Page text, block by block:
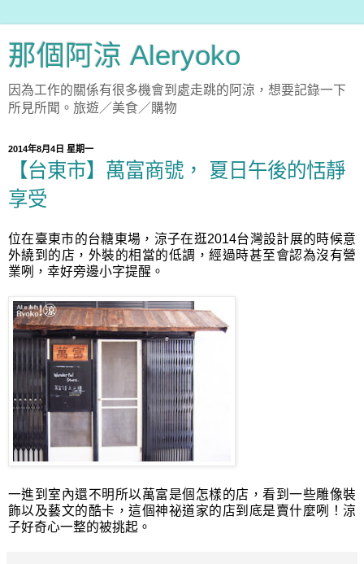
那個阿涼 Aleryoko
因為工作的關係有很多機會到處走跳的阿涼，想要記錄一下
所見所聞。旅遊／美食／購物
2014年8月4日 星期一
【台東市】萬富商號， 夏日午後的恬靜
享受
位在臺東市的台糖東場，涼子在逛2014台灣設計展的時候意
外繞到的店，外裝的相當的低調，經過時甚至會認為沒有營
業咧，幸好旁邊小字提醒。
一進到室內還不明所以萬富是個怎樣的店，看到一些雕像裝
飾以及藝文的酷卡，這個神祕道家的店到底是賣什麼咧！涼
子好奇心一整的被挑起。